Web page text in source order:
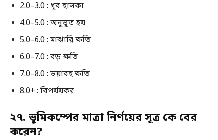
2.0–3.0 : খুব হালকা
4.0–5.0 : অনুভূত হয়
5.0–6.0 : মাঝারি ক্ষতি
6.0–7.0 : বড় ক্ষতি
7.0–8.0 : ভয়াবহ ক্ষতি
8.0+ : বিপর্যয়কর
২৭. ভূমিকম্পের মাত্রা নির্ণয়ের সূত্র কে বের
করেন?